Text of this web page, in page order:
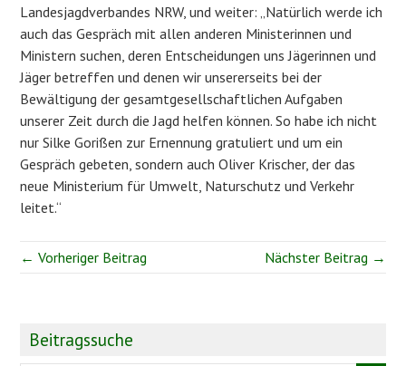
Landesjagdverbandes NRW, und weiter: „Natürlich werde ich
auch das Gespräch mit allen anderen Ministerinnen und
Ministern suchen, deren Entscheidungen uns Jägerinnen und
Jäger betreffen und denen wir unsererseits bei der
Bewältigung der gesamtgesellschaftlichen Aufgaben
unserer Zeit durch die Jagd helfen können. So habe ich nicht
nur Silke Gorißen zur Ernennung gratuliert und um ein
Gespräch gebeten, sondern auch Oliver Krischer, der das
neue Ministerium für Umwelt, Naturschutz und Verkehr
leitet.“
← Vorheriger Beitrag Nächster Beitrag →
Beitragssuche